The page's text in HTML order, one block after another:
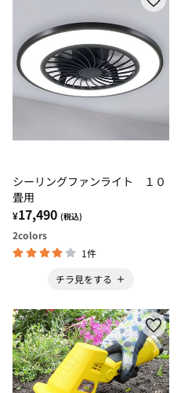
シーリングファンライト １０
畳用
¥17,490 (税込)
2colors
1件
チラ見をする